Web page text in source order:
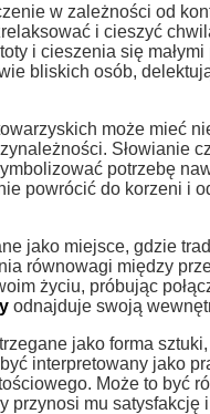
w zależności od
i cieszyć
i cieszenia się
bliskich osób,
może mieć
Słowianie
potrzebę
powrócić do korzeni i
jako miejsce, gdzie
równowagi między
życiu, próbując
odnajduje swoją
jako forma sztuki,
interpretowany jako
Może to być
mu satysfakcję i